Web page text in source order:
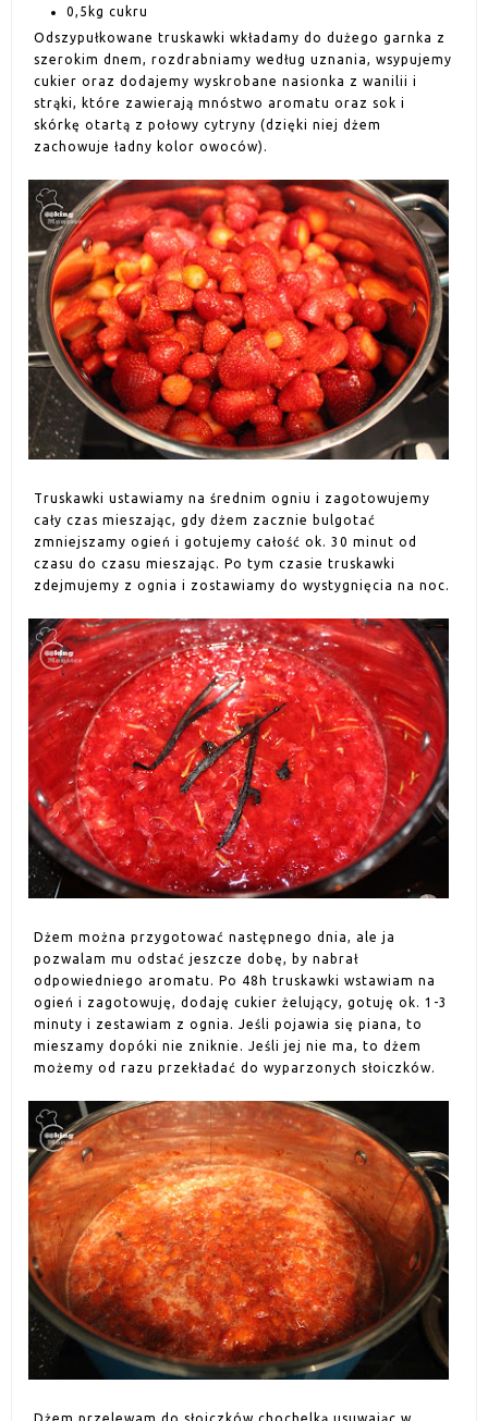
0,5kg cukru
Odszypułkowane truskawki wkładamy do dużego garnka z
szerokim dnem, rozdrabniamy według uznania, wsypujemy
cukier oraz dodajemy wyskrobane nasionka z wanilii i
strąki, które zawierają mnóstwo aromatu oraz sok i
skórkę otartą z połowy cytryny (dzięki niej dżem
zachowuje ładny kolor owoców).
Truskawki ustawiamy na średnim ogniu i zagotowujemy
cały czas mieszając, gdy dżem zacznie bulgotać
zmniejszamy ogień i gotujemy całość ok. 30 minut od
czasu do czasu mieszając. Po tym czasie truskawki
zdejmujemy z ognia i zostawiamy do wystygnięcia na noc.
Dżem można przygotować następnego dnia, ale ja
pozwalam mu odstać jeszcze dobę, by nabrał
odpowiedniego aromatu. Po 48h truskawki wstawiam na
ogień i zagotowuję, dodaję cukier żelujący, gotuję ok. 1-3
minuty i zestawiam z ognia. Jeśli pojawia się piana, to
mieszamy dopóki nie zniknie. Jeśli jej nie ma, to dżem
możemy od razu przekładać do wyparzonych słoiczków.